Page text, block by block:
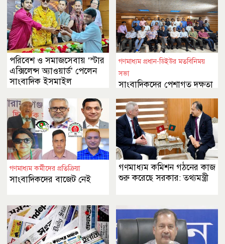
পরিবেশ ও সমাজসেবায় ‘স্টার
এক্সিলেন্স অ্যাওয়ার্ড’ পেলেন
সাংবাদিক ইসমাইল
গণমাধ্যম প্রধান-ডিইউর মতবিনিময়
সভা
সাংবাদিকদের পেশাগত দক্ষতা
আহ্বান
গণমাধ্যম কর্মীদের প্রতিক্রিয়া
সাংবাদিকদের বাজেট নেই
গণমাধ্যম কমিশন গঠনের কাজ
শুরু করেছে সরকার: তথ্যমন্ত্রী